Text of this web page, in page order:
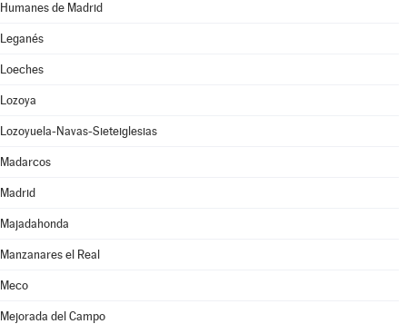
Humanes de Madrid
Leganés
Loeches
Lozoya
Lozoyuela-Navas-Sieteiglesias
Madarcos
Madrid
Majadahonda
Manzanares el Real
Meco
Mejorada del Campo